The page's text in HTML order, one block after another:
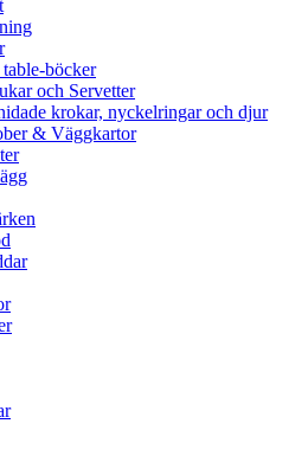
böcker
och Servetter
krokar, nyckelringar och djur
& Väggkartor